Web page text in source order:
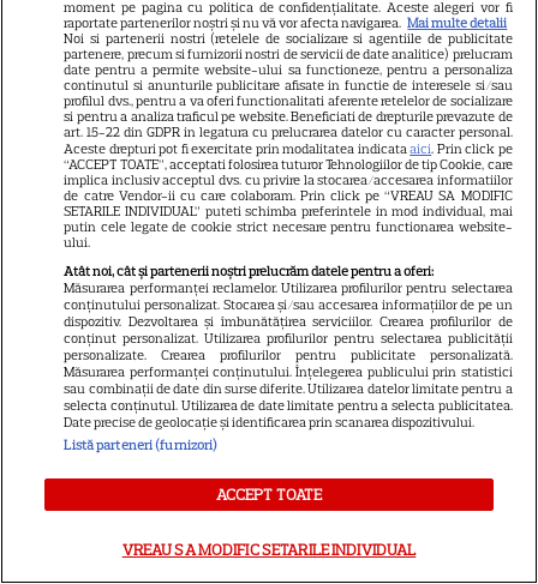
de la pepenele roșu – ce
beneficii au
Ghidul udării corecte pe timp
de caniculă: când, cât şi cum
ALTE ARTICOLE
INTERESANTE
moment pe pagina cu politica de confidențialitate. Aceste alegeri vor fi
raportate partenerilor noștri și nu vă vor afecta navigarea. Mai multe detalii
Noi si partenerii nostri (retelele de socializare si agentiile de publicitate
partenere, precum si furnizorii nostri de servicii de date analitice) prelucram
date pentru a permite website-ului sa functioneze, pentru a personaliza
continutul si anunturile publicitare afisate in functie de interesele si/sau
profilul dvs., pentru a va oferi functionalitati aferente retelelor de socializare
si pentru a analiza traficul pe website. Beneficiati de drepturile prevazute de
art. 15-22 din GDPR in legatura cu prelucrarea datelor cu caracter personal.
Aceste drepturi pot fi exercitate prin modalitatea indicataaici. Prin click pe
“ACCEPT TOATE”, acceptati folosirea tuturor Tehnologiilor de tip Cookie, care
implica inclusiv acceptul dvs. cu privire la stocarea/accesarea informatiilor
de catre Vendor-ii cu care colaboram. Prin click pe “VREAU SA MODIFIC
SETARILE INDIVIDUAL” puteti schimba preferintele in mod individual, mai
putin cele legate de cookie strict necesare pentru functionarea website-
ului.
Atât noi, cât și partenerii noștri prelucrăm datele pentru a oferi:
Măsurarea performanței reclamelor. Utilizarea profilurilor pentru selectarea
conținutului personalizat. Stocarea și/sau accesarea informațiilor de pe un
dispozitiv. Dezvoltarea și îmbunătățirea serviciilor. Crearea profilurilor de
conținut personalizat. Utilizarea profilurilor pentru selectarea publicității
personalizate. Crearea profilurilor pentru publicitate personalizată.
Măsurarea performanței conținutului. Înțelegerea publicului prin statistici
sau combinații de date din surse diferite. Utilizarea datelor limitate pentru a
selecta conținutul. Utilizarea de date limitate pentru a selecta publicitatea.
Date precise de geolocație și identificarea prin scanarea dispozitivului.
Listă parteneri (furnizori)
ACCEPT TOATE
VREAU SA MODIFIC SETARILE INDIVIDUAL